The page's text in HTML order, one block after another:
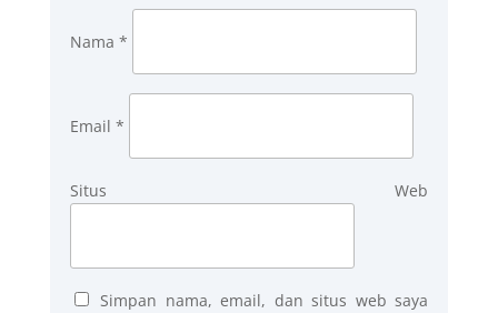
Nama *
Email *
Situs Web
Simpan nama, email, dan situs web saya